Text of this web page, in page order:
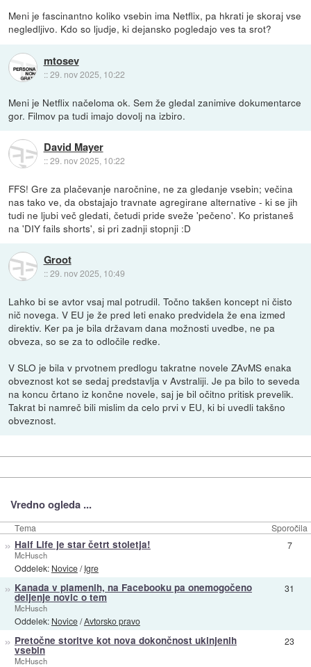
Meni je fascinantno koliko vsebin ima Netflix, pa hkrati je skoraj vse
negledljivo. Kdo so ljudje, ki dejansko pogledajo ves ta srot?
mtosev
::29. nov 2025, 10:22
Meni je Netflix načeloma ok. Sem že gledal zanimive dokumentarce
gor. Filmov pa tudi imajo dovolj na izbiro.
David Mayer
::29. nov 2025, 10:22
FFS! Gre za plačevanje naročnine, ne za gledanje vsebin; večina
nas tako ve, da obstajajo travnate agregirane alternative - ki se jih
tudi ne ljubi več gledati, četudi pride sveže 'pečeno'. Ko pristaneš
na 'DIY fails shorts', si pri zadnji stopnji :D
Groot
::29. nov 2025, 10:49
Lahko bi se avtor vsaj mal potrudil. Točno takšen koncept ni čisto
nič novega. V EU je že pred leti enako predvidela že ena izmed
direktiv. Ker pa je bila državam dana možnosti uvedbe, ne pa
obveza, so se za to odločile redke.
V SLO je bila v prvotnem predlogu takratne novele ZAvMS enaka
obveznost kot se sedaj predstavlja v Avstraliji. Je pa bilo to seveda
na koncu črtano iz končne novele, saj je bil očitno pritisk prevelik.
Takrat bi namreč bili mislim da celo prvi v EU, ki bi uvedli takšno
obveznost.
Vredno ogleda ...
Tema Sporočila
» Half Life je star četrt stoletja!
McHusch
Oddelek: Novice/Igre
7
» Kanada v plamenih, na Facebooku pa onemogočeno
deljenje novic o tem
McHusch
Oddelek: Novice/Avtorsko pravo
31
» Pretočne storitve kot nova dokončnost ukinjenih
vsebin
McHusch
23